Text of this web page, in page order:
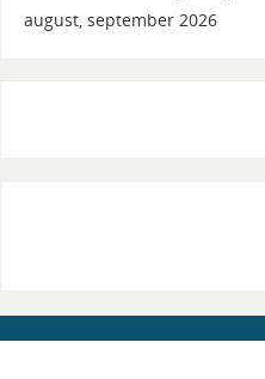
august, september 2026